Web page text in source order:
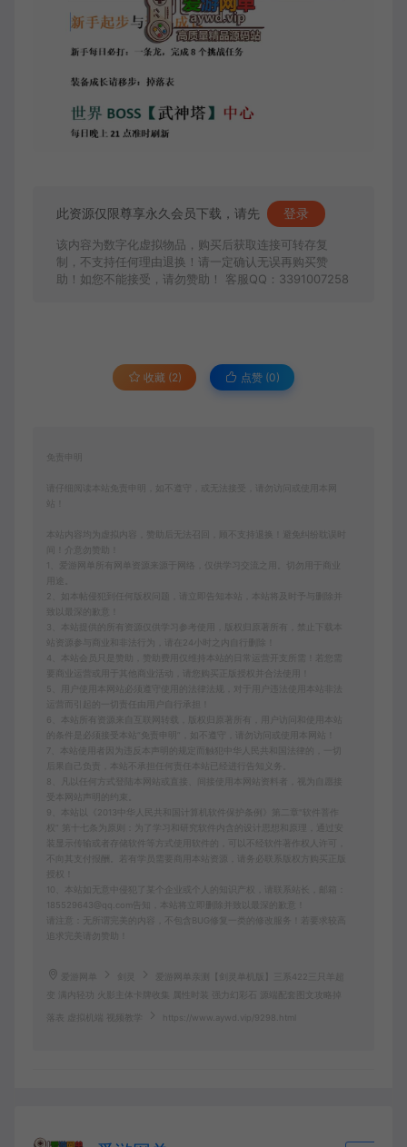
此资源仅限尊享永久会员下载，请先 登录
该内容为数字化虚拟物品，购买后获取连接可转存复
制，不支持任何理由退换！请一定确认无误再购买赞
助！如您不能接受，请勿赞助！ 客服QQ：3391007258
收藏 (2) 点赞 (0)
免责申明
请仔细阅读本站免责申明，如不遵守，或无法接受，请勿访问或使用本网
本站内容均为虚拟内容，赞助后无法召回，顾不支持退换！避免纠纷耽误时
间！介意勿赞助！
1、爱游网单所有网单资源来源于网络，仅供学习交流之用。切勿用于商业
2、如本帖侵犯到任何版权问题，请立即告知本站，本站将及时予与删除并
致以最深的歉意！
3、本站提供的所有资源仅供学习参考使用，版权归原著所有，禁止下载本
站资源参与商业和非法行为，请在24小时之内自行删除！
4、本站会员只是赞助，赞助费用仅维持本站的日常运营开支所需！若您需
要商业运营或用于其他商业活动，请您购买正版授权并合法使用！
5、用户使用本网站必须遵守使用的法律法规，对于用户违法使用本站非法
6、本站所有资源来自互联网转载，版权归原著所有，用户访问和使用本站
的条件是必须接受本站“免责申明”，如不遵守，请勿访问或使用本网站！
7、本站使用者因为违反本声明的规定而触犯中华人民共和国法律的，一切
后果自己负责，本站不承担任何责任本站已经进行告知义务。
8、凡以任何方式登陆本网站或直接、间接使用本网站资料者，视为自愿接
受本网站声明的约束。
9、本站以《2013中华人民共和国计算机软件保护条例》第二章"软件菩作
权” 第十七条为原则：为了学习和研究软件内含的设计思想和原理，通过安
装显示传输或者存储软件等方式使用软件的，可以不经软件著作权人许可，
不向其支付报酬。若有学员需要商用本站资源，请务必联系版权方购买正版
10、本站如无意中侵犯了某个企业或个人的知识产权，请联系站长，邮箱：
185529643@qq.com告知，本站将立即删除并致以最深的歉意！
请注意：无所谓完美的内容，不包含BUG修复一类的修改服务！若要求较高
追求完美请勿赞助！
爱游网单
爱游网单亲测【剑灵单机版】三系422三只羊超
变 满内轻功 火影主体卡牌收集 属性时装 强力幻彩石 源端配套图文攻略掉
落表 虚拟机端 视频教学 https://www.aywd.vip/9298.html